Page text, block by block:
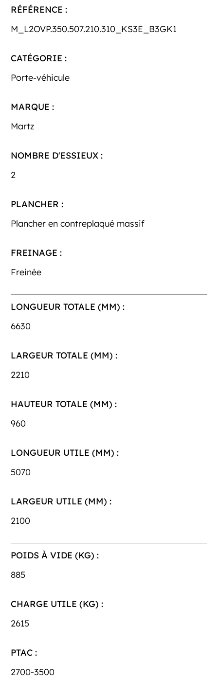
RÉFÉRENCE :
M_L2OVP.350.507.210.310_KS3E_B3GK1
CATÉGORIE :
Porte-véhicule
MARQUE :
Martz
NOMBRE D'ESSIEUX :
2
PLANCHER :
Plancher en contreplaqué massif
FREINAGE :
Freinée
LONGUEUR TOTALE (MM) :
6630
LARGEUR TOTALE (MM) :
2210
HAUTEUR TOTALE (MM) :
960
LONGUEUR UTILE (MM) :
5070
LARGEUR UTILE (MM) :
2100
POIDS À VIDE (KG) :
885
CHARGE UTILE (KG) :
2615
PTAC :
2700-3500